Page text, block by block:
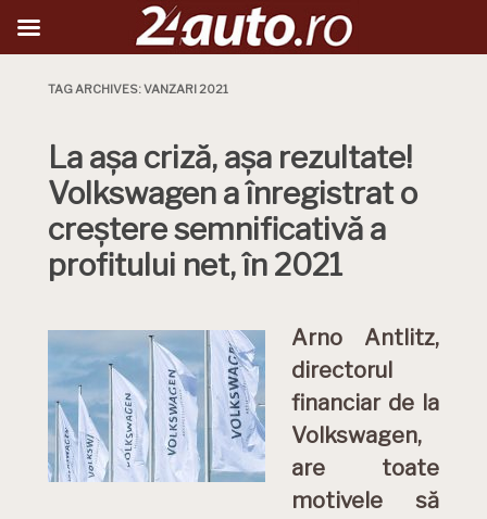
TAG ARCHIVES:VANZARI 2021
La așa criză, așa rezultate!
Volkswagen a înregistrat o
creștere semnificativă a
profitului net, în 2021
Arno Antlitz,
directorul
financiar de la
Volkswagen,
are toate
motivele să